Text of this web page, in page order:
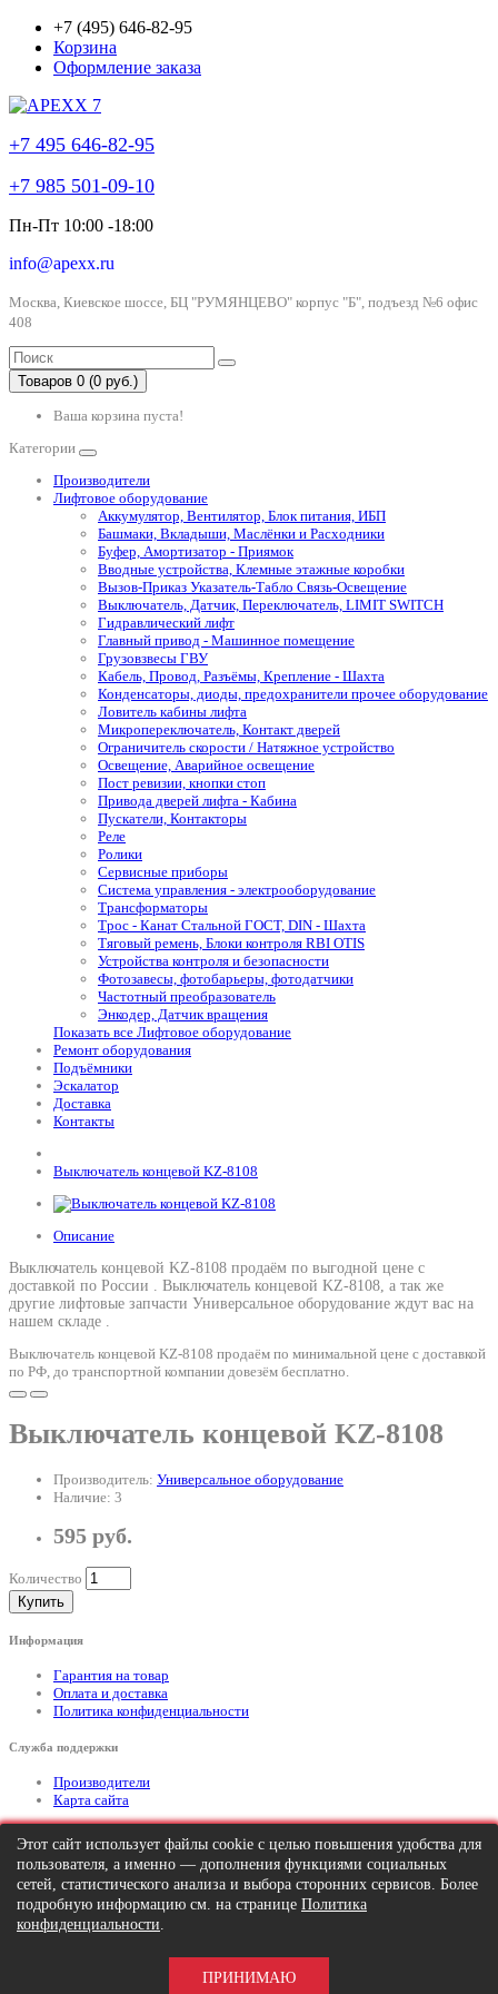
+7 (495) 646-82-95
Корзина
Оформление заказа
+7 495 646-82-95
+7 985 501-09-10
Пн-Пт 10:00 -18:00
info@apexx.ru
Москва, Киевское шоссе, БЦ "РУМЯНЦЕВО" корпус "Б", подъезд №6 офис
408
Товаров 0 (0 руб.)
Ваша корзина пуста!
Категории
Производители
Лифтовое оборудование
Аккумулятор, Вентилятор, Блок питания, ИБП
Башмаки, Вкладыши, Маслёнки и Расходники
Буфер, Амортизатор - Приямок
Вводные устройства, Клемные этажные коробки
Вызов-Приказ Указатель-Табло Связь-Освещение
Выключатель, Датчик, Переключатель, LIMIT SWITCH
Гидравлический лифт
Главный привод - Машинное помещение
Грузовзвесы ГВУ
Кабель, Провод, Разъёмы, Крепление - Шахта
Конденсаторы, диоды, предохранители прочее оборудование
Ловитель кабины лифта
Микропереключатель, Контакт дверей
Ограничитель скорости / Натяжное устройство
Освещение, Аварийное освещение
Пост ревизии, кнопки стоп
Привода дверей лифта - Кабина
Пускатели, Контакторы
Реле
Ролики
Сервисные приборы
Система управления - электрооборудование
Трансформаторы
Трос - Канат Стальной ГОСТ, DIN - Шахта
Тяговый ремень, Блоки контроля RBI OTIS
Устройства контроля и безопасности
Фотозавесы, фотобарьеры, фотодатчики
Частотный преобразователь
Энкодер, Датчик вращения
Показать все Лифтовое оборудование
Ремонт оборудования
Подъёмники
Эскалатор
Доставка
Контакты
Выключатель концевой KZ-8108
Описание
Выключатель концевой KZ-8108 продаём по выгодной цене с
доставкой по России . Выключатель концевой KZ-8108, а так же
другие лифтовые запчасти Универсальное оборудование ждут вас на
нашем складе .
Выключатель концевой KZ-8108 продаём по минимальной цене с доставкой
по РФ, до транспортной компании довезём бесплатно.
Выключатель концевой KZ-8108
Производитель: Универсальное оборудование
Наличие: 3
595 руб.
Количество
Купить
Информация
Гарантия на товар
Оплата и доставка
Политика конфиденциальности
Служба поддержки
Производители
Карта сайта
Дополнительно
Тел: +7 (495) 646-82-95 mailto:info@apexx.ru
Вся информация и цены на товар, размещенные на данном сайте, носят
информационный характер и ни при каких обстоятельствах не является
публичной офертой!
Этот сайт использует файлы cookie с целью повышения удобства для
пользователя, а именно — дополнения функциями социальных
сетей, статистического анализа и выбора сторонних сервисов. Более
подробную информацию см. на странице Политика
конфиденциальности.
ПРИНИМАЮ